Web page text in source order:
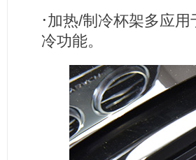
·加热/制冷杯架多应
冷功能。